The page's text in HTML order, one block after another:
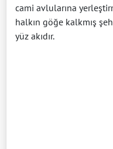
cami avlularına
halkın göğe kalkmış
yüz akıdır.